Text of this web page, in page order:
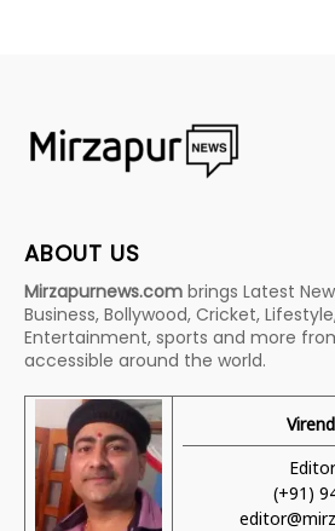
ABOUT US
Mirzapurnews.com brings Latest
Business, Bollywood, Cricket,
Entertainment, sports and more
accessible around the world.
(+91)